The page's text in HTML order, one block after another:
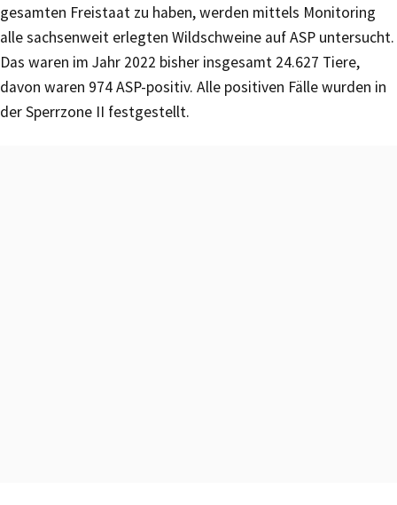
gesamten Freistaat zu haben, werden mittels Monitoring
alle sachsenweit erlegten Wildschweine auf ASP untersucht.
Das waren im Jahr 2022 bisher insgesamt 24.627 Tiere,
davon waren 974 ASP-positiv. Alle positiven Fälle wurden in
der Sperrzone II festgestellt.